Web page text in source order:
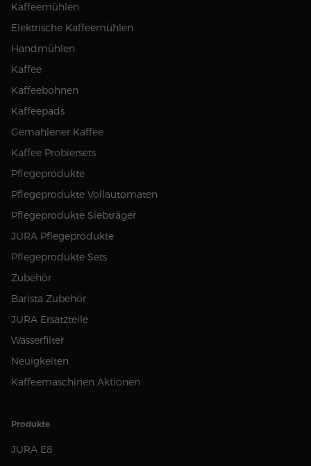
Kaffeemühlen
Elektrische Kaffeemühlen
Handmühlen
Kaffee
Kaffeebohnen
Kaffeepads
Gemahlener Kaffee
Kaffee Probiersets
Pflegeprodukte
Pflegeprodukte Vollautomaten
Pflegeprodukte Siebträger
JURA Pflegeprodukte
Pflegeprodukte Sets
Zubehör
Barista Zubehör
JURA Ersatzteile
Wasserfilter
Neuigkeiten
Kaffeemaschinen Aktionen
Produkte
JURA E8